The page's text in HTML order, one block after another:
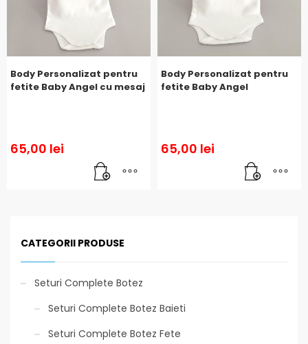
Body Personalizat pentru
fetite Baby Angel cu mesaj
65,00 lei
Body Personalizat pentru
fetite Baby Angel
65,00 lei
CATEGORII PRODUSE
Seturi Complete Botez
Seturi Complete Botez Baieti
Seturi Complete Botez Fete